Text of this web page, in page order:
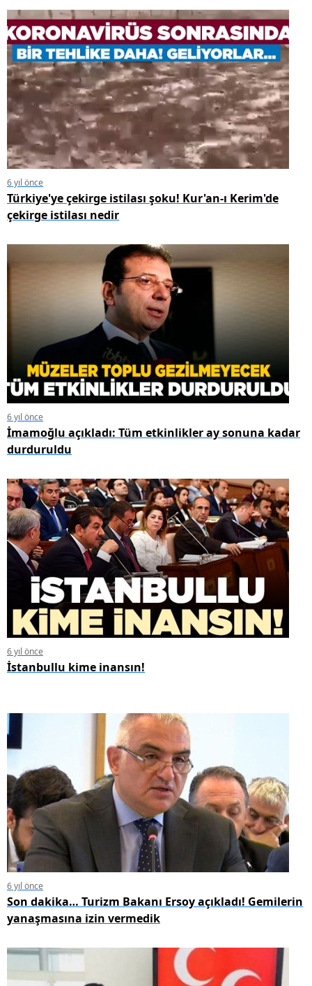
6 yıl önce
Türkiye'ye çekirge istilası şoku! Kur'an-ı Kerim'de
çekirge istilası nedir
6 yıl önce
İmamoğlu açıkladı: Tüm etkinlikler ay sonuna kadar
durduruldu
6 yıl önce
İstanbullu kime inansın!
6 yıl önce
Son dakika… Turizm Bakanı Ersoy açıkladı! Gemilerin
yanaşmasına izin vermedik